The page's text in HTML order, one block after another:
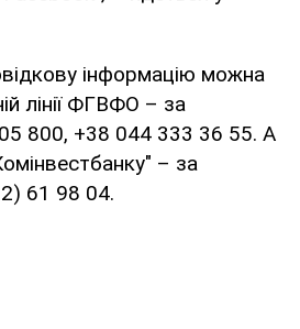
інформацію можна
лінії ФГВФО – за
800, +38 044 333 36 55. А
– за
61 98 04.